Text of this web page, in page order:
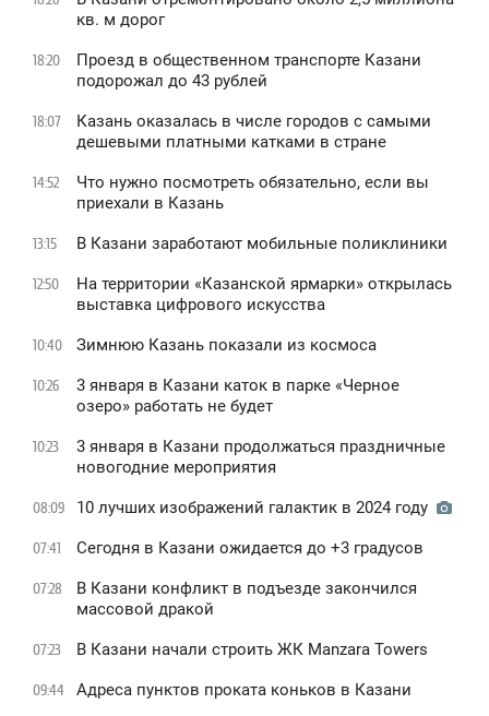
кв. м дорог
18:20
Проезд в общественном транспорте Казани
подорожал до 43 рублей
18:07
Казань оказалась в числе городов с самыми
дешевыми платными катками в стране
14:52
Что нужно посмотреть обязательно, если вы
приехали в Казань
13:15 В Казани заработают мобильные поликлиники
12:50
На территории «Казанской ярмарки» открылась
выставка цифрового искусства
10:40 Зимнюю Казань показали из космоса
10:26
3 января в Казани каток в парке «Черное
oзеро» работать не будет
10:23
3 января в Казани продолжаться праздничные
новогодние мероприятия
08:09 10 лучших изображений галактик в 2024 году
07:41 Сегодня в Казани ожидается до +3 градусов
07:28
В Казани конфликт в подъезде закончился
массовой дракой
07:23 В Казани начали строить ЖК Manzara Towers
09:44 Адреса пунктов проката коньков в Казани